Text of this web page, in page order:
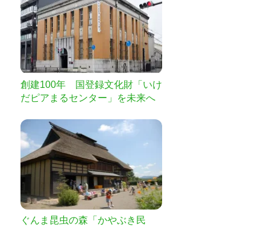
創建100年 国登録文化財「いけ
だピアまるセンター」を未来へ
ぐんま昆虫の森「かやぶき民